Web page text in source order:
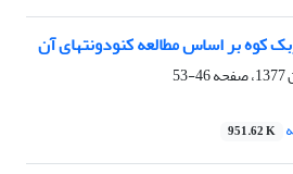
کوه بر اساس مطالعه کنودونتهای آن
46-53
951.62 K